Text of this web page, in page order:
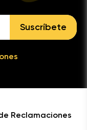
Suscríbete
Reclamaciones